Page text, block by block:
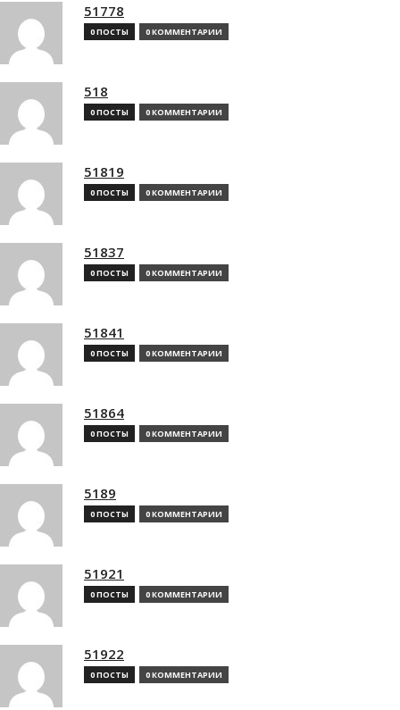
51778
0 ПОСТЫ 0 КОММЕНТАРИИ
518
0 ПОСТЫ 0 КОММЕНТАРИИ
51819
0 ПОСТЫ 0 КОММЕНТАРИИ
51837
0 ПОСТЫ 0 КОММЕНТАРИИ
51841
0 ПОСТЫ 0 КОММЕНТАРИИ
51864
0 ПОСТЫ 0 КОММЕНТАРИИ
5189
0 ПОСТЫ 0 КОММЕНТАРИИ
51921
0 ПОСТЫ 0 КОММЕНТАРИИ
51922
0 ПОСТЫ 0 КОММЕНТАРИИ